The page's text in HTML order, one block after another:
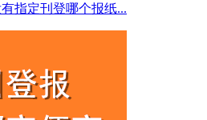
指定刊登哪个报纸...